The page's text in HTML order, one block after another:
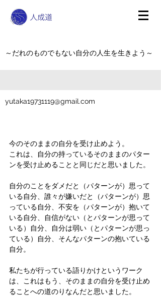
～だれのものでもない自分の人生を生きよう～
yutaka19731119@gmail.com
今のそのままの自分を受け止めよう。
これは、自分の持っているそのままのパター
ンを受け止めることと同じだと思いました。
自分のことをダメだと（パターンが）思って
いる自分、誰々が嫌いだと（パターンが）思
っている自分、不安を（パターンが）抱いて
いる自分、自信がない（とパターンが思って
いる）自分、自分は弱い （とパターンが思っ
ている）
自分、そんなパターンの抱いている
自分。
私たちが行っている語りかけというワーク
は、これはもう、そのままの自分を受け止め
ることへの道のりなんだと思いました。